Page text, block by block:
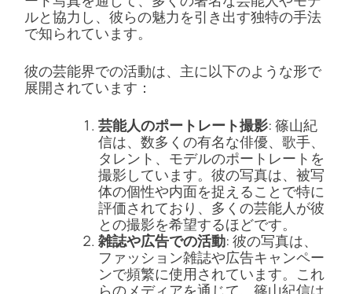
ルと協力し、彼らの魅力を引き出す独特の手法
で知られています。
彼の芸能界での活動は、主に以下のような形で
展開されています：
芸能人のポートレート撮影: 篠山紀
信は、数多くの有名な俳優、歌手、
タレント、モデルのポートレートを
撮影しています。彼の写真は、被写
体の個性や内面を捉えることで特に
評価されており、多くの芸能人が彼
との撮影を希望するほどです。
雑誌や広告での活動: 彼の写真は、
ファッション雑誌や広告キャンペー
ンで頻繁に使用されています。これ
らのメディアを通じて、篠山紀信は